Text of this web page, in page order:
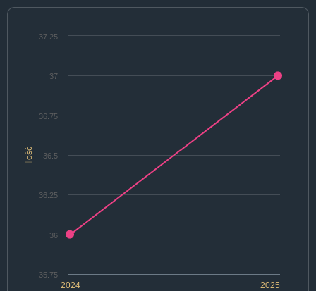
Ilość
2024 2025
35.75
36
36.25
36.5
36.75
37
37.25